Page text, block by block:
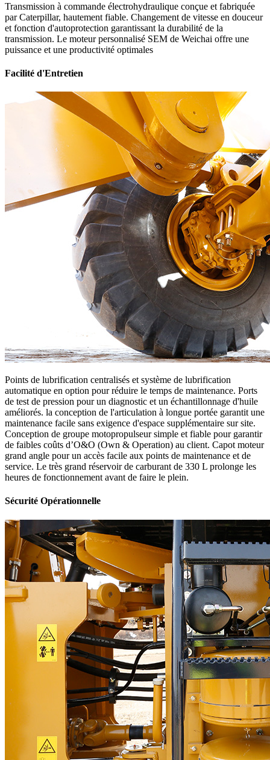
Transmission à commande électrohydraulique conçue et fabriquée
par Caterpillar, hautement fiable. Changement de vitesse en douceur
et fonction d'autoprotection garantissant la durabilité de la
transmission. Le moteur personnalisé SEM de Weichai offre une
puissance et une productivité optimales
Facilité d'Entretien
Points de lubrification centralisés et système de lubrification
automatique en option pour réduire le temps de maintenance. Ports
de test de pression pour un diagnostic et un échantillonnage d'huile
améliorés. la conception de l'articulation à longue portée garantit une
maintenance facile sans exigence d'espace supplémentaire sur site.
Conception de groupe motopropulseur simple et fiable pour garantir
de faibles coûts d’O&O (Own & Operation) au client. Capot moteur
grand angle pour un accès facile aux points de maintenance et de
service. Le très grand réservoir de carburant de 330 L prolonge les
heures de fonctionnement avant de faire le plein.
Sécurité Opérationnelle